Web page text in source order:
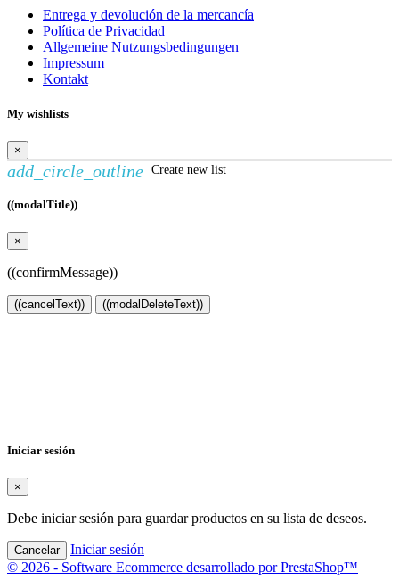
Entrega y devolución de la mercancía
Política de Privacidad
Allgemeine Nutzungsbedingungen
Impressum
Kontakt
My wishlists
×
add_circle_outline Create new list
((modalTitle))
×
((confirmMessage))
((cancelText)) ((modalDeleteText))
Iniciar sesión
×
Debe iniciar sesión para guardar productos en su lista de deseos.
Cancelar
Iniciar sesión
© 2026 - Software Ecommerce desarrollado por PrestaShop™